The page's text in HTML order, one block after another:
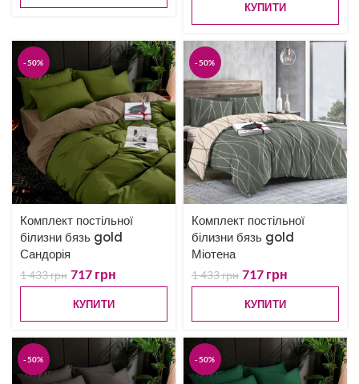
КУПИТИ
-50%
Комплект постільної
білизни бязь gold
Сандорія
1 433грн 717 грн
КУПИТИ
-50%
Комплект постільної
білизни бязь gold
Міотена
1 433грн 717 грн
КУПИТИ
-50% -50%